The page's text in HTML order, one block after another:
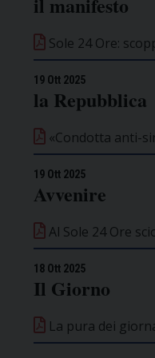
Sole 24 Ore:
19 Ott 2025
la Repubblica
«Condotta anti-
19 Ott 2025
Avvenire
Al Sole 24 Ore
18 Ott 2025
Il Giorno
La pura dei